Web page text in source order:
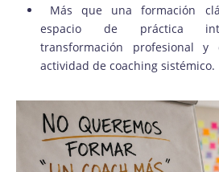
Más que una formación
espacio de práctica
transformación profesional
actividad de coaching sistémico.